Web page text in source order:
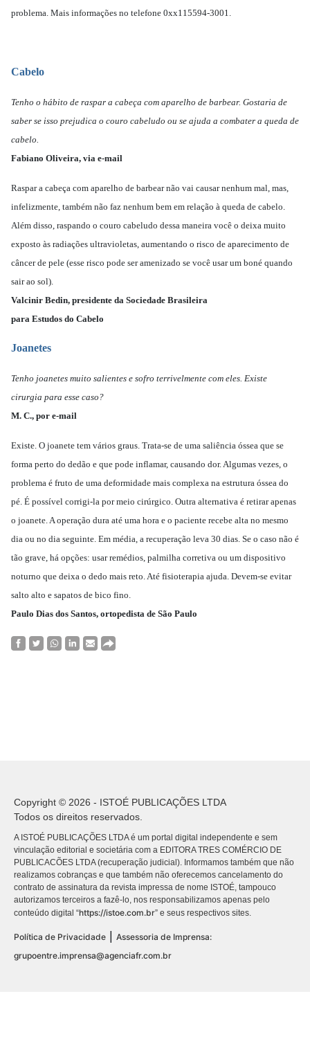
problema. Mais informações no telefone 0xx115594-3001.
Cabelo
Tenho o hábito de raspar a cabeça com aparelho de barbear. Gostaria de
saber se isso prejudica o couro cabeludo ou se ajuda a combater a queda de
cabelo.
Fabiano Oliveira, via e-mail
Raspar a cabeça com aparelho de barbear não vai causar nenhum mal, mas,
infelizmente, também não faz nenhum bem em relação à queda de cabelo.
Além disso, raspando o couro cabeludo dessa maneira você o deixa muito
exposto às radiações ultravioletas, aumentando o risco de aparecimento de
câncer de pele (esse risco pode ser amenizado se você usar um boné quando
sair ao sol).
Valcinir Bedin, presidente da Sociedade Brasileira
para Estudos do Cabelo
Joanetes
Tenho joanetes muito salientes e sofro terrivelmente com eles. Existe
cirurgia para esse caso?
M. C., por e-mail
Existe. O joanete tem vários graus. Trata-se de uma saliência óssea que se
forma perto do dedão e que pode inflamar, causando dor. Algumas vezes, o
problema é fruto de uma deformidade mais complexa na estrutura óssea do
pé. É possível corrigi-la por meio cirúrgico. Outra alternativa é retirar apenas
o joanete. A operação dura até uma hora e o paciente recebe alta no mesmo
dia ou no dia seguinte. Em média, a recuperação leva 30 dias. Se o caso não é
tão grave, há opções: usar remédios, palmilha corretiva ou um dispositivo
noturno que deixa o dedo mais reto. Até fisioterapia ajuda. Devem-se evitar
salto alto e sapatos de bico fino.
Paulo Dias dos Santos, ortopedista de São Paulo
Copyright © 2026 - ISTOÉ PUBLICAÇÕES LTDA
Todos os direitos reservados.
A ISTOÉ PUBLICAÇÕES LTDA é um portal digital independente e sem
vinculação editorial e societária com a EDITORA TRES COMÉRCIO DE
PUBLICACÕES LTDA (recuperação judicial). Informamos também que não
realizamos cobranças e que também não oferecemos cancelamento do
contrato de assinatura da revista impressa de nome ISTOÉ, tampouco
autorizamos terceiros a fazê-lo, nos responsabilizamos apenas pelo
conteúdo digital “https://istoe.com.br” e seus respectivos sites.
Política de Privacidade
Assessoria de Imprensa:
grupoentre.imprensa@agenciafr.com.br